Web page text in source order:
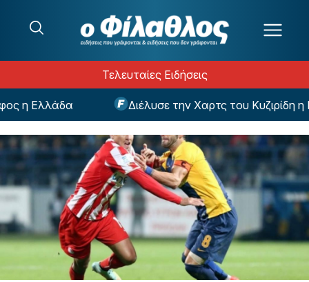
Τελευταίες Ειδήσεις
η Ελλάδα Διέλυσε την Χαρτς του Κυζιρίδη η